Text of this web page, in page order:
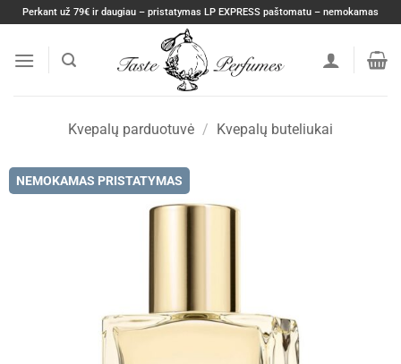
Skip
content
Perkant už 79€ ir daugiau – pristatymas LP EXPRESS paštomatu – nemokamas
Kvepalų parduotuvė / Kvepalų buteliukai
NEMOKAMAS PRISTATYMAS